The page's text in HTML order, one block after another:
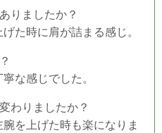
りましたか？
た時に肩が詰まる感じ。
な感じでした。
わりましたか？
を上げた時も楽になりま